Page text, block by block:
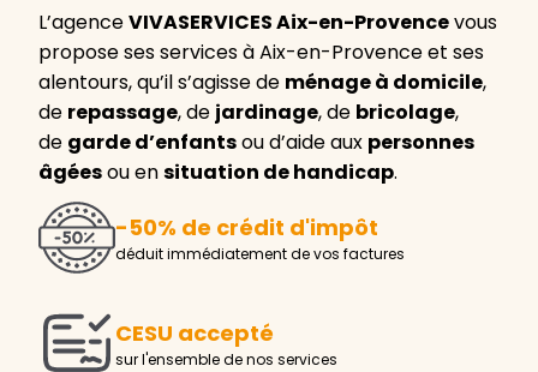
L’agenceVIVASERVICES Aix-en-Provencevous
propose ses services à Aix-en-Provence et ses
alentours, qu’il s’agisse de ménage à domicile,
de repassage, de jardinage, de bricolage,
de garde d’enfantsou d’aide aux personnes
âgéesou ensituation de handicap.
-50% de crédit d'impôt
déduit immédiatement de vos factures
CESU accepté
sur l'ensemble de nos services